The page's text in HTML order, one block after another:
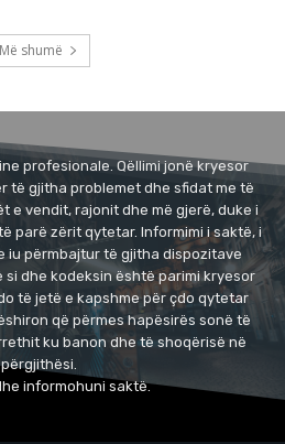
Më shumë
profesionale. Qëllimi jonë kryesor
të gjitha problemet dhe sfidat me të
e vendit, rajonit dhe më gjerë, duke i
parë zërit qytetar. Informimi i saktë, i
iu përmbajtur të gjitha dispozitave
dhe kodeksin është parimi kryesor
të jetë e kapshme për çdo qytetar
që përmes hapësirës sonë të
ku banon dhe të shoqërisë në
përgjithësi.
informohuni saktë.